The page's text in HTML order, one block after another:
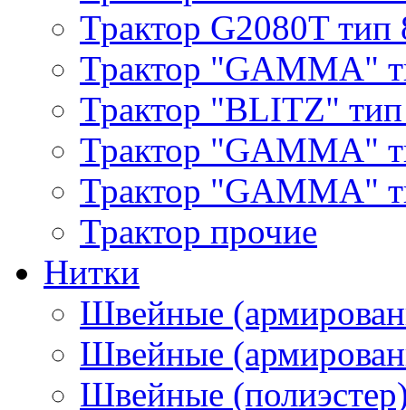
Трактор G2080T тип
Трактор "GAMMA"
Трактор "BLITZ"
Трактор "GAMMA"
Трактор "GAMMA"
Трактор прочие
Нитки
Швейные
Швейные
Швейные